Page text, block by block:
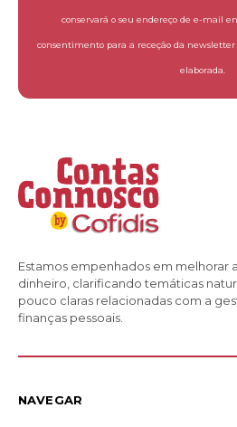
conservará o seu endereço de e-mail
consentimento para a receção da
elaborada.
Estamos empenhados em melhorar
dinheiro, clarificando temáticas
pouco claras relacionadas com a
finanças pessoais.
NAVEGAR